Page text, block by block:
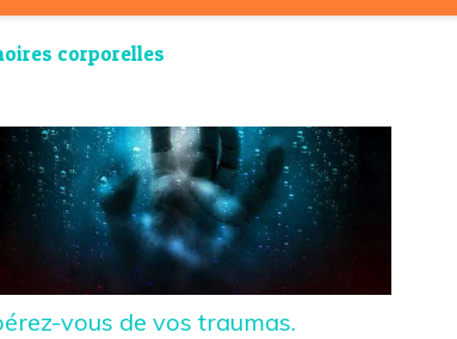
corporelles
vous de vos traumas.